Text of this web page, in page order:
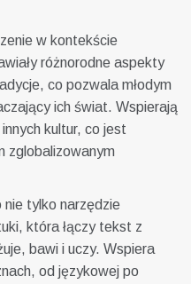
w kontekście
różnorodne aspekty
co pozwala młodym
ich świat. Wspierają
kultur, co jest
zglobalizowanym
nie tylko narzędzie
która łączy tekst z
bawi i uczy. Wspiera
od językowej po